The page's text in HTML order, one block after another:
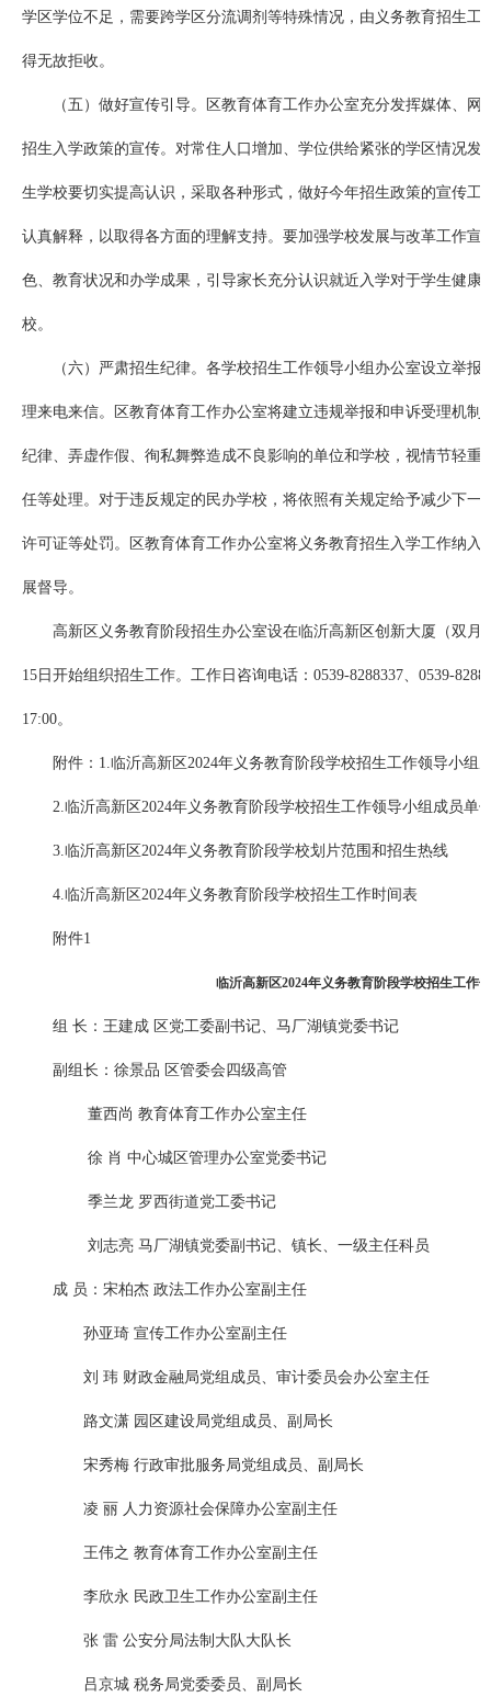
学区学位不足，需要跨学区分流调剂等特殊情况，由义务教育招生工
得无故拒收。
（五）做好宣传引导。区教育体育工作办公室充分发挥媒体、
招生入学政策的宣传。对常住人口增加、学位供给紧张的学区情况发
生学校要切实提高认识，采取各种形式，做好今年招生政策的宣传工
认真解释，以取得各方面的理解支持。要加强学校发展与改革工作宣
色、教育状况和办学成果，引导家长充分认识就近入学对于学生健康
校。
（六）严肃招生纪律。各学校招生工作领导小组办公室设立举
理来电来信。区教育体育工作办公室将建立违规举报和申诉受理机制
纪律、弄虚作假、徇私舞弊造成不良影响的单位和学校，视情节轻重
任等处理。对于违反规定的民办学校，将依照有关规定给予减少下一
许可证等处罚。区教育体育工作办公室将义务教育招生入学工作纳入
展督导。
高新区义务教育阶段招生办公室设在临沂高新区创新大厦（双月
15日开始组织招生工作。工作日咨询电话：0539-8288337、0539-
17:00。
附件：1.临沂高新区2024年义务教育阶段学校招生工作领导小组
2.临沂高新区2024年义务教育阶段学校招生工作领导小组成员单
3.临沂高新区2024年义务教育阶段学校划片范围和招生热线
4.临沂高新区2024年义务教育阶段学校招生工作时间表
附件1
临沂高新区2024年义务教育阶段学校招生工作
组 长：王建成 区党工委副书记、马厂湖镇党委书记
副组长：徐景品 区管委会四级高管
董西尚 教育体育工作办公室主任
徐 肖 中心城区管理办公室党委书记
季兰龙 罗西街道党工委书记
刘志亮 马厂湖镇党委副书记、镇长、一级主任科员
成 员：宋柏杰 政法工作办公室副主任
孙亚琦 宣传工作办公室副主任
刘 玮 财政金融局党组成员、审计委员会办公室主任
路文潇 园区建设局党组成员、副局长
宋秀梅 行政审批服务局党组成员、副局长
凌 丽 人力资源社会保障办公室副主任
王伟之 教育体育工作办公室副主任
李欣永 民政卫生工作办公室副主任
张 雷 公安分局法制大队大队长
吕京城 税务局党委委员、副局长